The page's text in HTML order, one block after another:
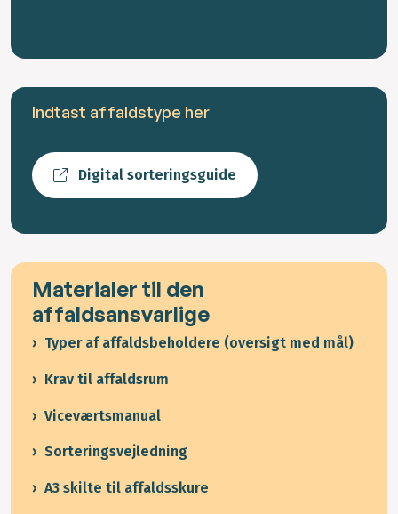
Indtast affaldstype her
Digital sorteringsguide
Materialer til den
affaldsansvarlige
Typer af affaldsbeholdere (oversigt med mål)
Krav til affaldsrum
Viceværtsmanual
Sorteringsvejledning
A3 skilte til affaldsskure